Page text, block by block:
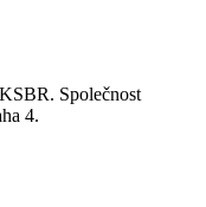
Společnost
4.